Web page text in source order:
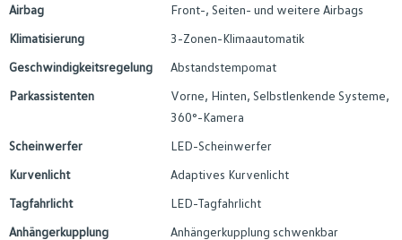
Airbag
Front-, Seiten- und weitere Airbags
Klimatisierung
3-Zonen-Klimaautomatik
Geschwindigkeitsregelung
Abstandstempomat
Parkassistenten
Vorne, Hinten, Selbstlenkende Systeme,
360°-Kamera
Scheinwerfer
LED-Scheinwerfer
Kurvenlicht
Adaptives Kurvenlicht
Tagfahrlicht
LED-Tagfahrlicht
Anhängerkupplung
Anhängerkupplung schwenkbar